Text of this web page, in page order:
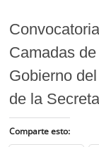
Camadas
Gobierno
de la
Comparte esto: